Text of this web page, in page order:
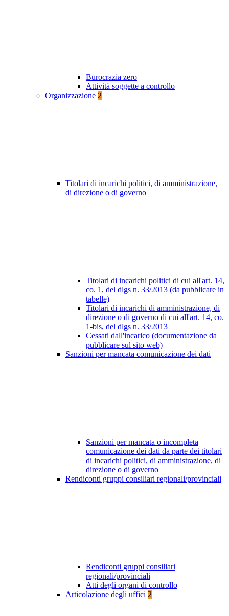
Burocrazia zero
Attività soggette a controllo
Organizzazione 2
Titolari di incarichi politici, di amministrazione,
di direzione o di governo
Titolari di incarichi politici di cui all'art. 14,
co. 1, del dlgs n. 33/2013 (da pubblicare in
tabelle)
Titolari di incarichi di amministrazione, di
direzione o di governo di cui all'art. 14, co.
1-bis, del dlgs n. 33/2013
Cessati dall'incarico (documentazione da
pubblicare sul sito web)
Sanzioni per mancata comunicazione dei dati
Sanzioni per mancata o incompleta
comunicazione dei dati da parte dei titolari
di incarichi politici, di amministrazione, di
direzione o di governo
Rendiconti gruppi consiliari regionali/provinciali
Rendiconti gruppi consiliari
regionali/provinciali
Atti degli organi di controllo
Articolazione degli uffici 2